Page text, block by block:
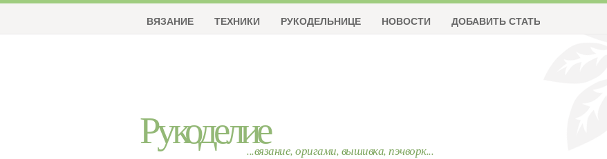
Рукоделие...вязание, оригами, вышивка, пэчворк...
ВЯЗАНИЕ ТЕХНИКИ РУКОДЕЛЬНИЦЕ НОВОСТИ ДОБАВИТЬ СТАТЬЮ